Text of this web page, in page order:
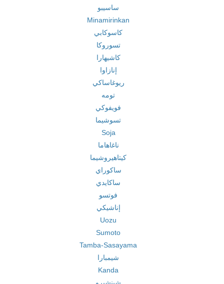
ساسيبو
Minamirinkan
كاسوكابي
تسوروكا
كاشيهارا
إنازاوا
ريوغاساكي
تومه
فويفوكي
تسوشيما
Soja
ناغاهاما
كيتاهيروشيما
ساكوراي
ساكايدي
فوتسو
إناشيكي
Uozu
Sumoto
Tamba-Sasayama
شيمبارا
Kanda